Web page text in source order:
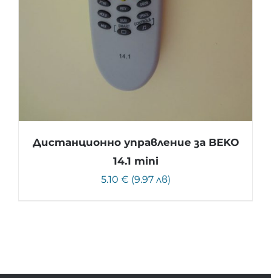
Дистанционно управление за BEKO
14.1 mini
5.10 € (9.97 лв)